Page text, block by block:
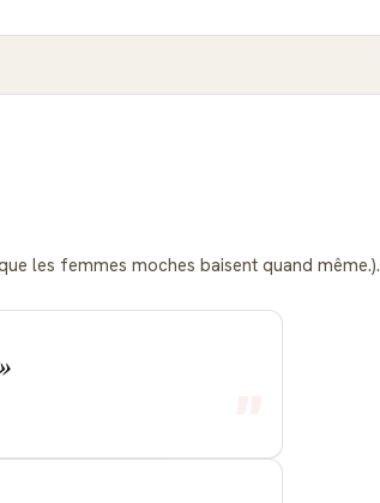
les femmes moches baisent quand même.).